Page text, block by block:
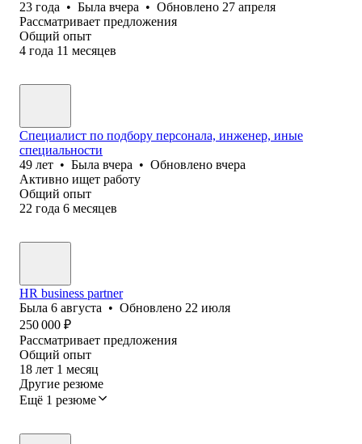
23 года • Была вчера • Обновлено 27 апреля
Рассматривает предложения
Общий опыт
4 года 11 месяцев
Специалист по подбору персонала, инженер, иные
специальности
49 лет • Была вчера • Обновлено вчера
Активно ищет работу
Общий опыт
22 года 6 месяцев
HR business partner
Была 6 августа • Обновлено 22 июля
250 000 ₽
Рассматривает предложения
Общий опыт
18 лет 1 месяц
Другие резюме
Ещё 1 резюме